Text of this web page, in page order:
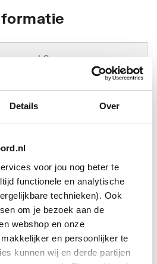
Details Over
voor jou nog beter te
functionele en analytische
technieken). Ook
om je bezoek aan de
webshop en onze
en persoonlijker te
kunnen wij en derde partijen
Overig
Nee
Ja